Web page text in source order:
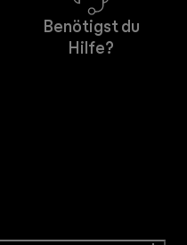
Benötigst du
Hilfe?